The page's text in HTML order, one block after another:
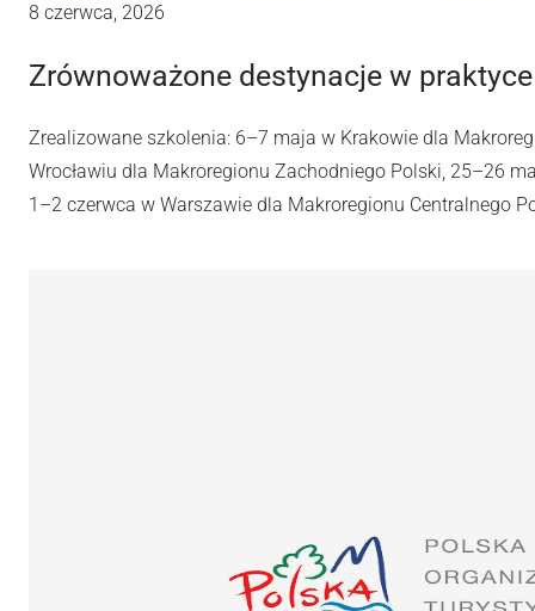
8 czerwca, 2026
Zrównoważone destynacje w
Zrealizowane szkolenia: 6–7 maja w Krakowie dla
Wrocławiu dla Makroregionu Zachodniego Polski, 25–26
1–2 czerwca w Warszawie dla Makroregionu Centralnego